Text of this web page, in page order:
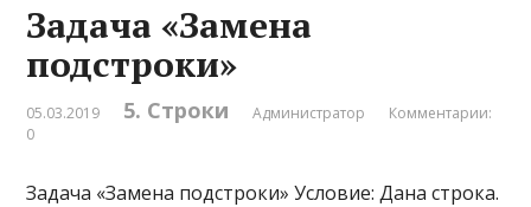
Задача «Замена
подстроки»
05.03.2019 5. Строки Администратор
Комментарии:
0
Задача «Замена подстроки» Условие: Дана строка.